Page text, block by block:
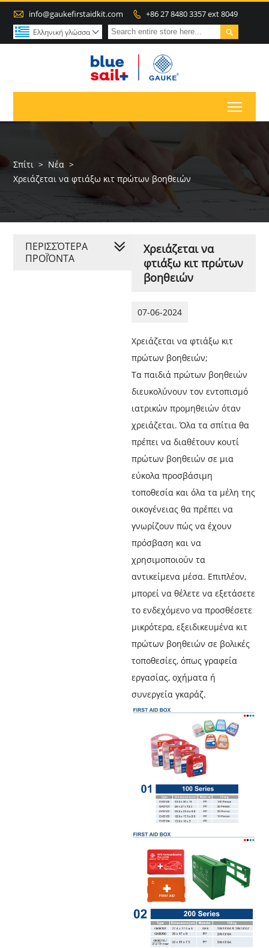
 info@gaukefirstaidkit.com  +86 27 8480 3357 ext 8049

Ελληνική γλώσσα 
Σπίτι > Νέα >
Χρειάζεται να φτιάξω κιτ πρώτων βοηθειών
Χρειάζεται να
φτιάξω κιτ πρώτων
βοηθειών
07-06-2024
Χρειάζεται να φτιάξω κιτ
πρώτων βοηθειών;
Τα παιδιά πρώτων βοηθειών
διευκολύνουν τον εντοπισμό
ιατρικών προμηθειών όταν
χρειάζεται. Όλα τα σπίτια θα
πρέπει να διαθέτουν κουτί
πρώτων βοηθειών σε μια
εύκολα προσβάσιμη
τοποθεσία και όλα τα μέλη της
οικογένειας θα πρέπει να
γνωρίζουν πώς να έχουν
πρόσβαση και να
χρησιμοποιούν τα
αντικείμενα μέσα. Επιπλέον,
μπορεί να θέλετε να εξετάσετε
το ενδεχόμενο να προσθέσετε
μικρότερα, εξειδικευμένα κιτ
πρώτων βοηθειών σε βολικές
τοποθεσίες, όπως γραφεία
εργασίας, οχήματα ή
συνεργεία γκαράζ.
ΠΕΡΙΣΣΌΤΕΡΑ
ΠΡΟΪΌΝΤΑ